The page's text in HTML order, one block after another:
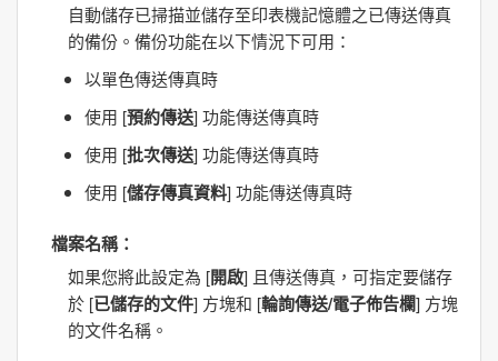
自動儲存已掃描並儲存至印表機記憶體之已傳送傳真
的備份。備份功能在以下情況下可用：
以單色傳送傳真時
使用 [預約傳送] 功能傳送傳真時
使用 [批次傳送] 功能傳送傳真時
使用 [儲存傳真資料] 功能傳送傳真時
檔案名稱：
如果您將此設定為 [開啟] 且傳送傳真，可指定要儲存
於 [已儲存的文件] 方塊和 [輪詢傳送/電子佈告欄] 方塊
的文件名稱。